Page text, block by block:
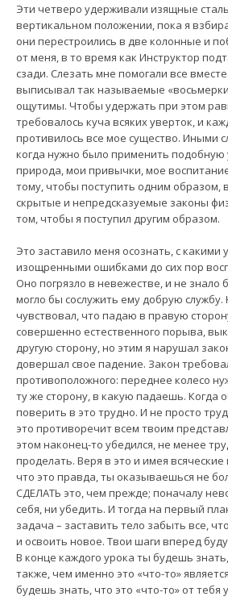
Эти четверо удерживали изящные
вертикальном положении, пока я
они перестроились в две колонные и
от меня, в то время как Инструктор
сзади. Слезать мне помогали все
выписывал так называемые
ощутимы. Чтобы удержать при этом
требовалось куча всяких уверток, и
противилось все мое существо. Иными
когда нужно было применить подобную
природа, мои привычки, мое
тому, чтобы поступить одним образом,
скрытые и непредсказуемые законы
том, чтобы я поступил другим образом.
Это заставило меня осознать, с
изощренными ошибками до сих пор
Оно погрязло в невежестве, и не знало
могло бы сослужить ему добрую службу.
чувствовал, что падаю в правую
совершенно естественного порыва,
другую сторону, но этим я нарушал
довершал свое падение. Закон
противоположного: переднее колесо
ту же сторону, в какую падаешь. Когда
поверить в это трудно. И не просто
это противоречит всем твоим
этом наконец-то убедился, не менее
проделать. Веря в это и имея
что это правда, ты оказываешься не
СДЕЛАТЬ это, чем прежде; поначалу
себя, ни убедить. И тогда на первый
задача – заставить тело забыть все,
и освоить новое. Твои шаги вперед
В конце каждого урока ты будешь
также, чем именно это «что-то»
будешь знать, что это «что-то» от тебя